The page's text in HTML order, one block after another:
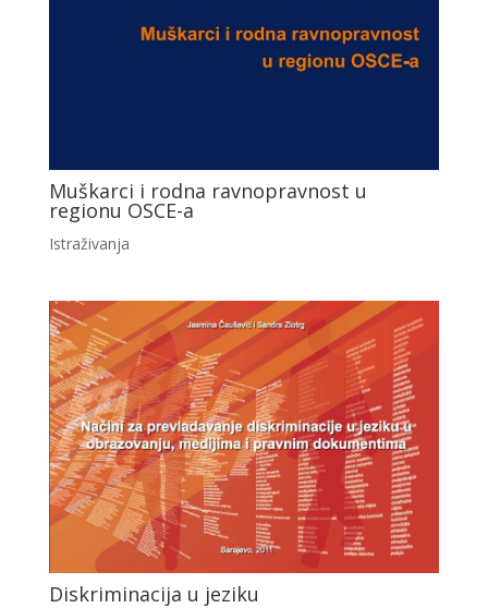
Muškarci i rodna ravnopravnost u
regionu OSCE-a
Istraživanja
Diskriminacija u jeziku